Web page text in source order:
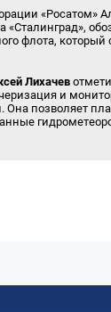
«Росатом»
«Сталинград»,
флота, который
Лихачев
и
позволяет